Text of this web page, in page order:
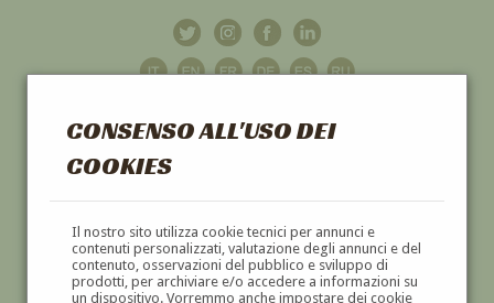
CONSENSO ALL'USO DEI
COOKIES
Il nostro sito utilizza cookie tecnici per annunci e
contenuti personalizzati, valutazione degli annunci e del
contenuto, osservazioni del pubblico e sviluppo di
prodotti, per archiviare e/o accedere a informazioni su
un dispositivo. Vorremmo anche impostare dei cookie
GALLERIAD'ARTE
DIPINTI E SCULTURE '800 E '900